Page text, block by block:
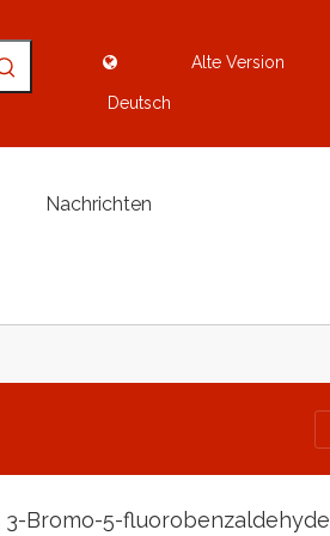
Deutsch
Alte Version
Nachrichten
3-Bromo-5-fluorobenzaldehyde